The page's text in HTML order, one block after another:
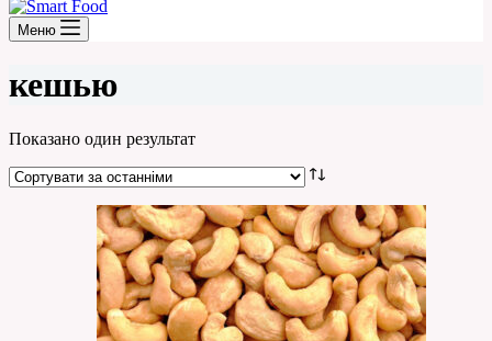
Меню
кешью
Показано один результат